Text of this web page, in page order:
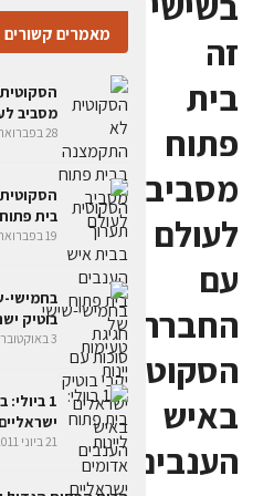
זה
בית
פתוח
מסביב
לעולם
עם
החברה
הסקוטית
באיש
הענבים
מאמרים קשורים
מסביב
28 בפברואר 2009
בית
19 בפברואר 2009
בחמישי-
בוטיק
3 באוקטובר 2009
1
21 ביוני 2011